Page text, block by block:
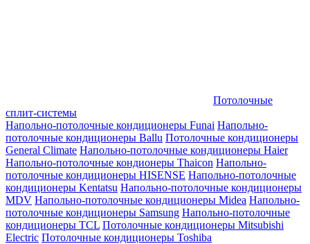
Потолочные
сплит-системы
Напольно-потолочные кондиционеры Funai Напольно-
потолочные кондиционеры Ballu Потолочные кондиционеры
General Climate Напольно-потолочные кондиционеры Haier
Напольно-потолочные кондионеры Thaicon Напольно-
потолочные кондиционеры HISENSE Напольно-потолочные
кондиционеры Kentatsu Напольно-потолочные кондиционеры
MDV Напольно-потолочные кондиционеры Midea Напольно-
потолочные кондиционеры Samsung Напольно-потолочные
кондиционеры TCL Потолочные кондиционеры Mitsubishi
Electric Потолочные кондиционеры Toshiba